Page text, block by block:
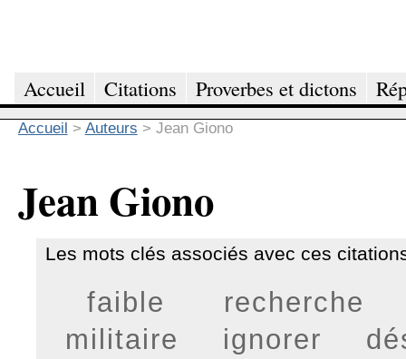
Accueil Citations Proverbes et dictons
Accueil > Auteurs > Jean Giono
Jean Giono
Les mots clés associés avec ces
faible
recherche
militaire
ignorer